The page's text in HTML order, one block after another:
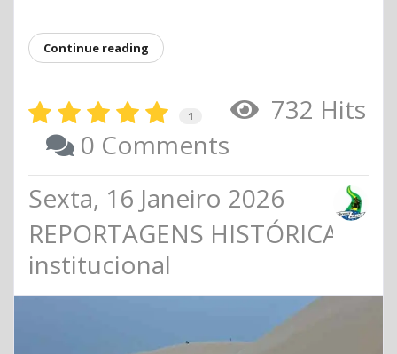
Continue reading
1
732 Hits
0 Comments
Sexta, 16 Janeiro 2026
REPORTAGENS HISTÓRICAS
institucional